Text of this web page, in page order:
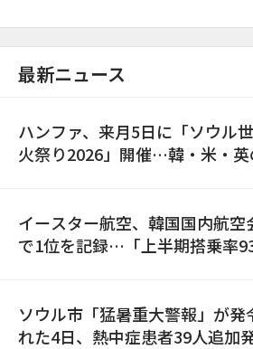
最新ニュース
ハンファ、来月5日に「ソウル
火祭り2026」開催…韓・米・英
イースター航空、韓国国内航空
で1位を記録…「上半期搭乗率
ソウル市「猛暑重大警報」が発
れた4日、熱中症患者39人追加